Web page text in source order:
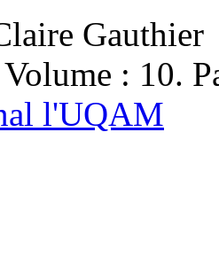
Gauthier
: 10.
l'UQAM